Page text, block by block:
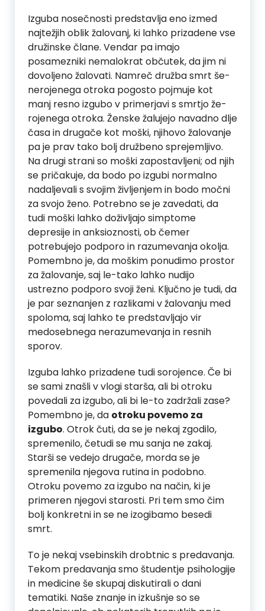
Izguba nosečnosti predstavlja eno izmed
najtežjih oblik žalovanj, ki lahko prizadene vse
družinske člane. Vendar pa imajo
posamezniki nemalokrat občutek, da jim ni
dovoljeno žalovati. Namreč družba smrt še-
nerojenega otroka pogosto pojmuje kot
manj resno izgubo v primerjavi s smrtjo že-
rojenega otroka. Ženske žalujejo navadno dlje
časa in drugače kot moški, njihovo žalovanje
pa je prav tako bolj družbeno sprejemljivo.
Na drugi strani so moški zapostavljeni; od njih
se pričakuje, da bodo po izgubi normalno
nadaljevali s svojim življenjem in bodo močni
za svojo ženo. Potrebno se je zavedati, da
tudi moški lahko doživljajo simptome
depresije in anksioznosti, ob čemer
potrebujejo podporo in razumevanja okolja.
Pomembno je, da moškim ponudimo prostor
za žalovanje, saj le-tako lahko nudijo
ustrezno podporo svoji ženi. Ključno je tudi, da
je par seznanjen z razlikami v žalovanju med
spoloma, saj lahko te predstavljajo vir
medosebnega nerazumevanja in resnih
sporov.
Izguba lahko prizadene tudi sorojence. Če bi
se sami znašli v vlogi starša, ali bi otroku
povedali za izgubo, ali bi le-to zadržali zase?
Pomembno je, da otroku povemo za
izgubo. Otrok čuti, da se je nekaj zgodilo,
spremenilo, četudi se mu sanja ne zakaj.
Starši se vedejo drugače, morda se je
spremenila njegova rutina in podobno.
Otroku povemo za izgubo na način, ki je
primeren njegovi starosti. Pri tem smo čim
bolj konkretni in se ne izogibamo besedi
smrt.
To je nekaj vsebinskih drobtnic s predavanja.
Tekom predavanja smo študentje psihologije
in medicine še skupaj diskutirali o dani
tematiki. Naše znanje in izkušnje so se